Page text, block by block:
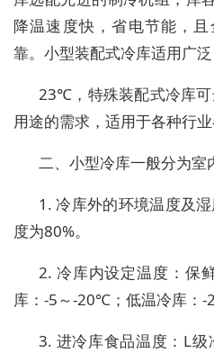
降温速度快，省电节能，
靠。小型装配式冷库适用广
23℃，特殊装配式冷库
用途的需求，适用于各种行业
二、小型冷库一般分为室
1. 冷库外的环境温度及
度为80%。
2. 冷库内设定温度：保
库：-5～-20℃；低温冷库：
3. 进冷库食品温度：L